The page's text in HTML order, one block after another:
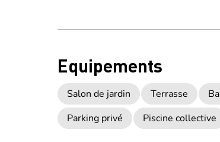
Equipements
Salon de jardin Terrasse
Parking privé
Piscine collective